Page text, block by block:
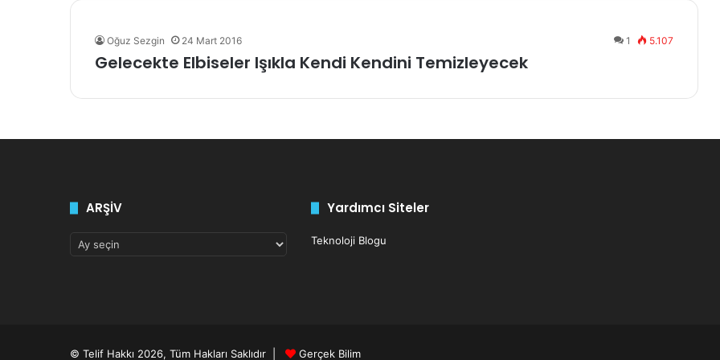
Oğuz Sezgin 24 Mart 2016 1 5.107
Gelecekte Elbiseler Işıkla Kendi Kendini Temizleyecek
ARŞİV
ARŞİV
Yardımcı Siteler
Teknoloji Blogu
© Telif Hakkı 2026, Tüm Hakları Saklıdır | Gerçek Bilim